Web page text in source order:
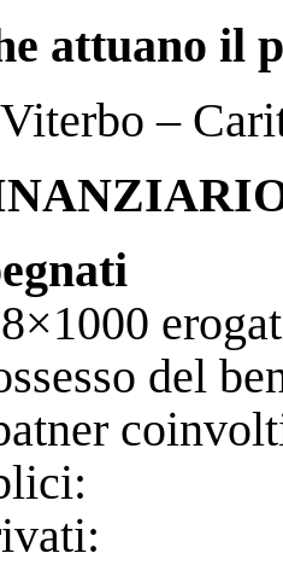
attuano il
–
8×1000